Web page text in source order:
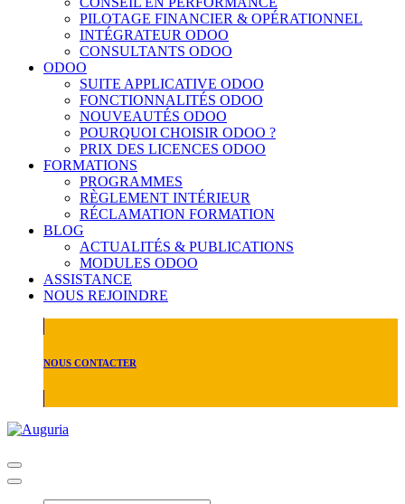
PILOTAGE FINANCIER & OPÉRATIONNEL
INTÉGRATEUR ODOO
CONSULTANTS ODOO
ODOO
SUITE APPLICATIVE ODOO
FONCTIONNALITÉS ODOO
NOUVEAUTÉS ODOO
POURQUOI CHOISIR ODOO ?
PRIX DES LICENCES ODOO
FORMATIONS
PROGRAMMES
RÈGLEMENT INTÉRIEUR
RÉCLAMATION FORMATION
BLOG
ACTUALITÉS & PUBLICATIONS
MODULES ODOO
ASSISTANCE
NOUS REJOINDRE
NOUS CONTACTER